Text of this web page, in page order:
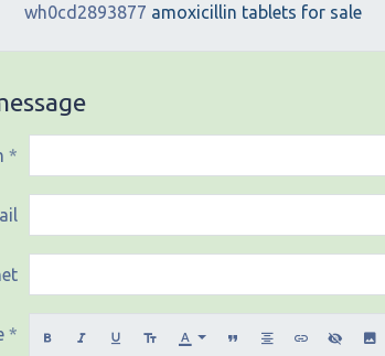
wh0cd2893877 amoxicillin tablets for sale